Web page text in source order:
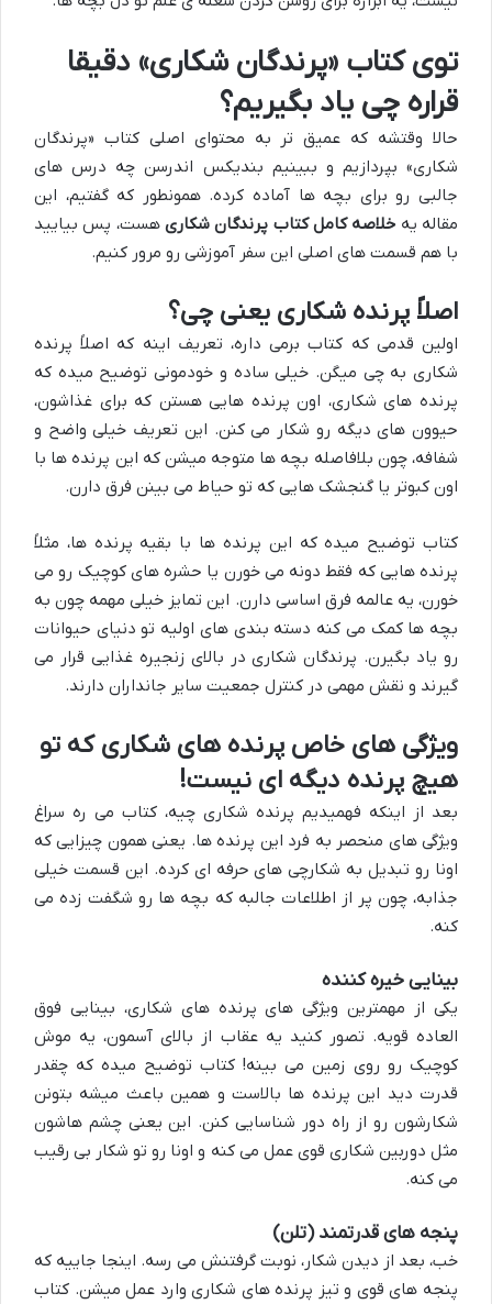
توی کتاب «پرندگان شکاری» دقیقا
قراره چی یاد بگیریم؟
حالا وقتشه که عمیق تر به محتوای اصلی کتاب «پرندگان
شکاری» بپردازیم و ببینیم بندیکس اندرسن چه درس های
جالبی رو برای بچه ها آماده کرده. همونطور که گفتیم، این
مقاله یه خلاصه کامل کتاب پرندگان شکاری هست، پس بیایید
با هم قسمت های اصلی این سفر آموزشی رو مرور کنیم.
اصلاً پرنده شکاری یعنی چی؟
اولین قدمی که کتاب برمی داره، تعریف اینه که اصلاً پرنده
شکاری به چی میگن. خیلی ساده و خودمونی توضیح میده که
پرنده های شکاری، اون پرنده هایی هستن که برای غذاشون،
حیوون های دیگه رو شکار می کنن. این تعریف خیلی واضح و
شفافه، چون بلافاصله بچه ها متوجه میشن که این پرنده ها با
اون کبوتر یا گنجشک هایی که تو حیاط می بینن فرق دارن.
کتاب توضیح میده که این پرنده ها با بقیه پرنده ها، مثلاً
پرنده هایی که فقط دونه می خورن یا حشره های کوچیک رو می
خورن، یه عالمه فرق اساسی دارن. این تمایز خیلی مهمه چون به
بچه ها کمک می کنه دسته بندی های اولیه تو دنیای حیوانات
رو یاد بگیرن. پرندگان شکاری در بالای زنجیره غذایی قرار می
گیرند و نقش مهمی در کنترل جمعیت سایر جانداران دارند.
ویژگی های خاص پرنده های شکاری که تو
هیچ پرنده دیگه ای نیست!
بعد از اینکه فهمیدیم پرنده شکاری چیه، کتاب می ره سراغ
ویژگی های منحصر به فرد این پرنده ها. یعنی همون چیزایی که
اونا رو تبدیل به شکارچی های حرفه ای کرده. این قسمت خیلی
جذابه، چون پر از اطلاعات جالبه که بچه ها رو شگفت زده می
کنه.
بینایی خیره کننده
یکی از مهمترین ویژگی های پرنده های شکاری، بینایی فوق
العاده قویه. تصور کنید یه عقاب از بالای آسمون، یه موش
کوچیک رو روی زمین می بینه! کتاب توضیح میده که چقدر
قدرت دید این پرنده ها بالاست و همین باعث میشه بتونن
شکارشون رو از راه دور شناسایی کنن. این یعنی چشم هاشون
مثل دوربین شکاری قوی عمل می کنه و اونا رو تو شکار بی رقیب
می کنه.
پنجه های قدرتمند (تلن)
خب، بعد از دیدن شکار، نوبت گرفتنش می رسه. اینجا جاییه که
پنجه های قوی و تیز پرنده های شکاری وارد عمل میشن. کتاب